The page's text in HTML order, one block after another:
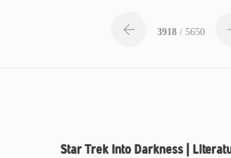
3918 / 5650
Star Trek Into Darkness |